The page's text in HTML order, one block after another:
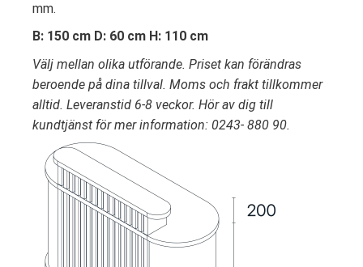
mm.
B: 150 cm D: 60 cm H: 110 cm
Välj mellan olika utförande. Priset kan förändras
beroende på dina tillval. Moms och frakt tillkommer
alltid. Leveranstid 6-8 veckor. Hör av dig till
kundtjänst för mer information: 0243- 880 90.